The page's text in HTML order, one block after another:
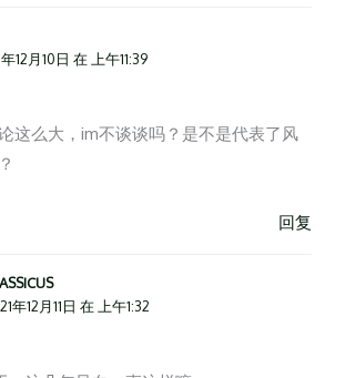
12月10日 在 上午11:39
这么大，im不谈谈吗？是不是代表了风
回复
年12月11日 在 上午1:32